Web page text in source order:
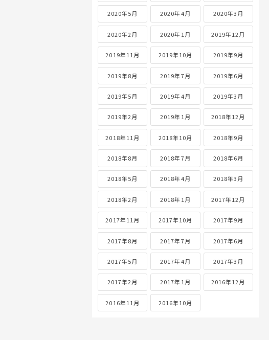
2020年5月 2020年4月 2020年3月
2020年2月 2020年1月 2019年12月
2019年11月 2019年10月 2019年9月
2019年8月 2019年7月 2019年6月
2019年5月 2019年4月 2019年3月
2019年2月 2019年1月 2018年12月
2018年11月 2018年10月 2018年9月
2018年8月 2018年7月 2018年6月
2018年5月 2018年4月 2018年3月
2018年2月 2018年1月 2017年12月
2017年11月 2017年10月 2017年9月
2017年8月 2017年7月 2017年6月
2017年5月 2017年4月 2017年3月
2017年2月 2017年1月 2016年12月
2016年11月 2016年10月